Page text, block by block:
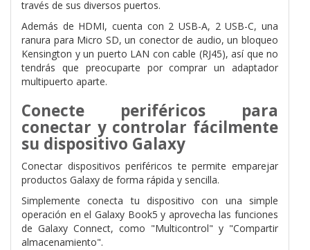
través de sus diversos puertos.
Además de HDMI, cuenta con 2 USB-A, 2 USB-C, una
ranura para Micro SD, un conector de audio, un bloqueo
Kensington y un puerto LAN con cable (RJ45), así que no
tendrás que preocuparte por comprar un adaptador
multipuerto aparte.
Conecte periféricos para
conectar y controlar fácilmente
su dispositivo Galaxy
Conectar dispositivos periféricos te permite emparejar
productos Galaxy de forma rápida y sencilla.
Simplemente conecta tu dispositivo con una simple
operación en el Galaxy Book5 y aprovecha las funciones
de Galaxy Connect, como "Multicontrol" y "Compartir
almacenamiento".